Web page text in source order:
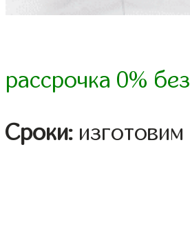
рассрочка 0%
Сроки: